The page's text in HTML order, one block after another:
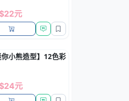
元
你小熊造型】12色彩色鉛筆 - 兒童繪畫
元